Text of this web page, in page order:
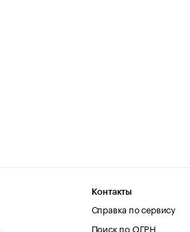
Контакты
Справка по сервису
Поиск по ОГРН